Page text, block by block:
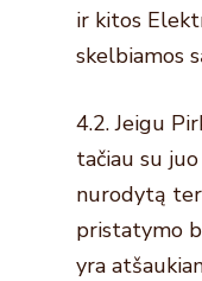
ir kitos
skelbiamos
4.2. Jeigu
tačiau su
nurodytą
pristatymo
yra